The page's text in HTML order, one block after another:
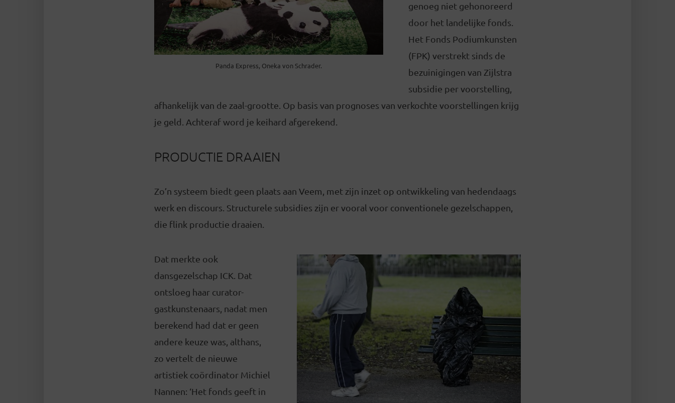
Panda Express, Oneka von Schrader.
genoeg niet gehonoreerd
door het landelijke fonds.
Het Fonds Podiumkunsten
(FPK) verstrekt sinds de
bezuinigingen van Zijlstra
subsidie per voorstelling,
afhankelijk van de zaal-grootte. Op basis van prognoses van verkochte voorstellingen krijg
je geld. Achteraf word je keihard afgerekend.
PRODUCTIE DRAAIEN
Zo’n systeem biedt geen plaats aan Veem, met zijn inzet op ontwikkeling van hedendaags
werk en discours. Structurele subsidies zijn er vooral voor conventionele gezelschappen,
die flink productie draaien.
Dat merkte ook
dansgezelschap ICK. Dat
ontsloeg haar curator-
gastkunstenaars, nadat men
berekend had dat er geen
andere keuze was, althans,
zo vertelt de nieuwe
artistiek coördinator Michiel
Nannen: ‘Het fonds geeft in